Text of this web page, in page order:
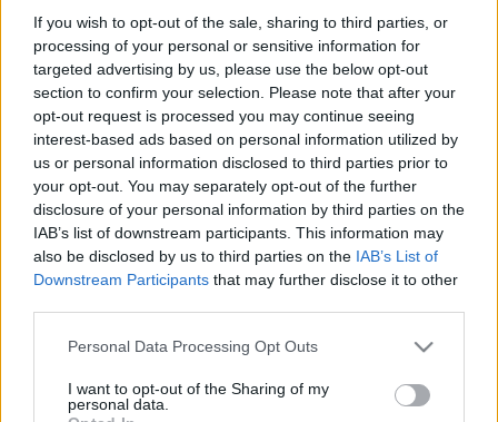
If you wish to opt-out of the sale, sharing to third parties, or
processing of your personal or sensitive information for
targeted advertising by us, please use the below opt-out
section to confirm your selection. Please note that after your
opt-out request is processed you may continue seeing
interest-based ads based on personal information utilized by
us or personal information disclosed to third parties prior to
your opt-out. You may separately opt-out of the further
disclosure of your personal information by third parties on the
IAB’s list of downstream participants. This information may
also be disclosed by us to third parties on the IAB’s List of
Downstream Participants that may further disclose it to other
Please note that this website/app uses one or more Google
not limited to your visit or usage behaviour. You may click to
grant or deny consent to Google and its third-party tags to
Personal Data Processing Opt Outs
I want to opt-out of the Sharing of my
personal data.
Ez a poszt 2005 utolsó napjaiban jelent meg.Szepsy
Istvánt akkor még minimum Tokaj és a magyar bor
arcának láttuk, maximum vallásalapítónak, új ...
Aranyszájú Szt. Róbert
önismétlés
Az Alkoholisták•2012. június 04.
Az adatbázisunk szerint A Művelt Alkoholista első
posztja. Hogy valóban így volt-e, tudja a bánat, de
egy biztos, én máig büszke vagyok rá, még ...
Rövidzárlat
Az Alkoholisták•2012. június 04.